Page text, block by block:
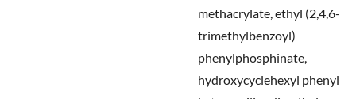
methacrylate, ethyl (2,4,6-
trimethylbenzoyl)
phenylphosphinate,
hydroxycyclehexyl phenyl